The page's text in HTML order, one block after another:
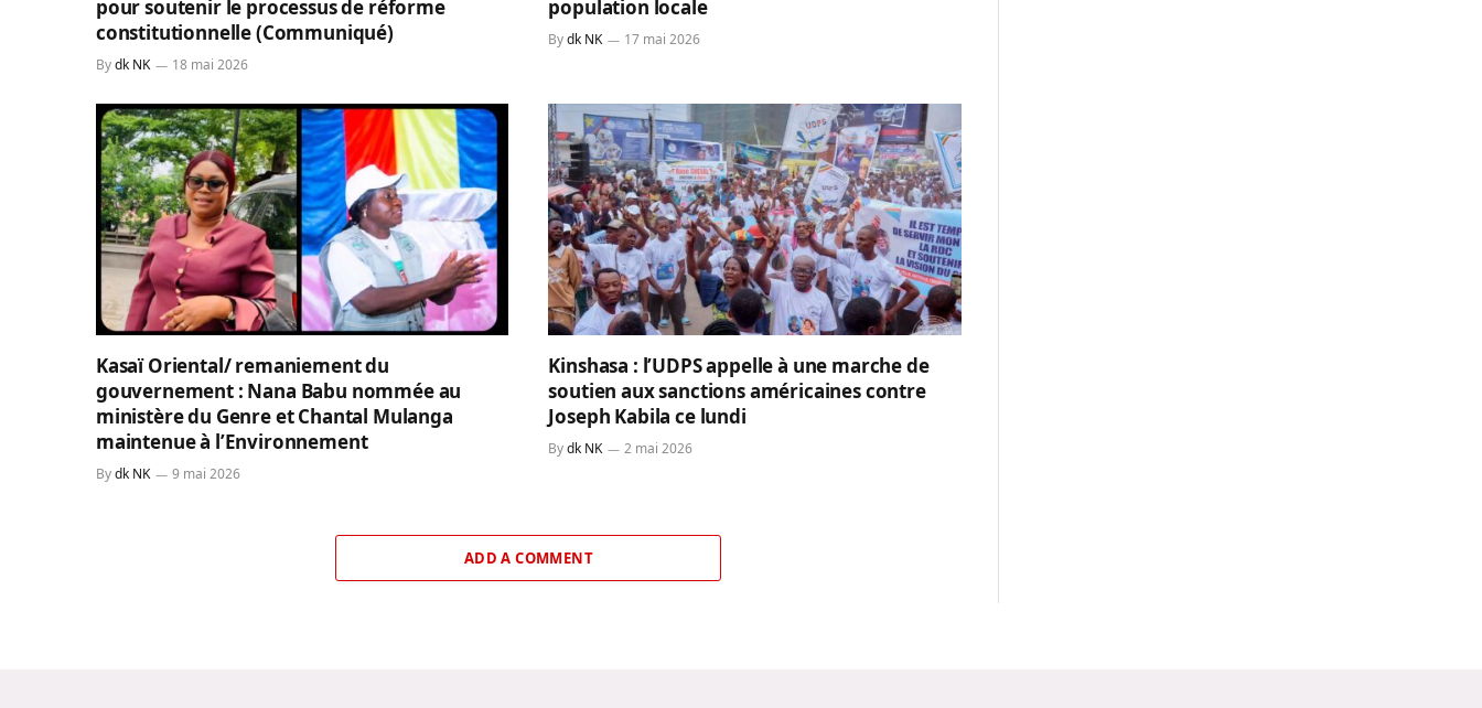
pour soutenir le processus de réforme
constitutionnelle (Communiqué)
Bydk NK 18 mai 2026
population locale
By dk NK 17 mai 2026
Kasaï Oriental/ remaniement du
gouvernement : Nana Babu nommée au
ministère du Genre et Chantal Mulanga
maintenue à l’Environnement
Bydk NK 9 mai 2026
Kinshasa : l’UDPS appelle à une marche de
soutien aux sanctions américaines contre
Joseph Kabila ce lundi
By dk NK 2 mai 2026
ADD A COMMENT